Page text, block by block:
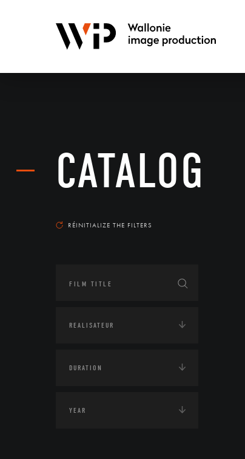
CATALOG
RÉINITIALIZE THE FILTERS